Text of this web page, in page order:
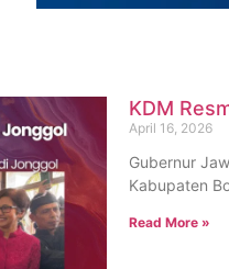
KDM
April 16, 2026
Gubernur
Kabupaten
Read More »